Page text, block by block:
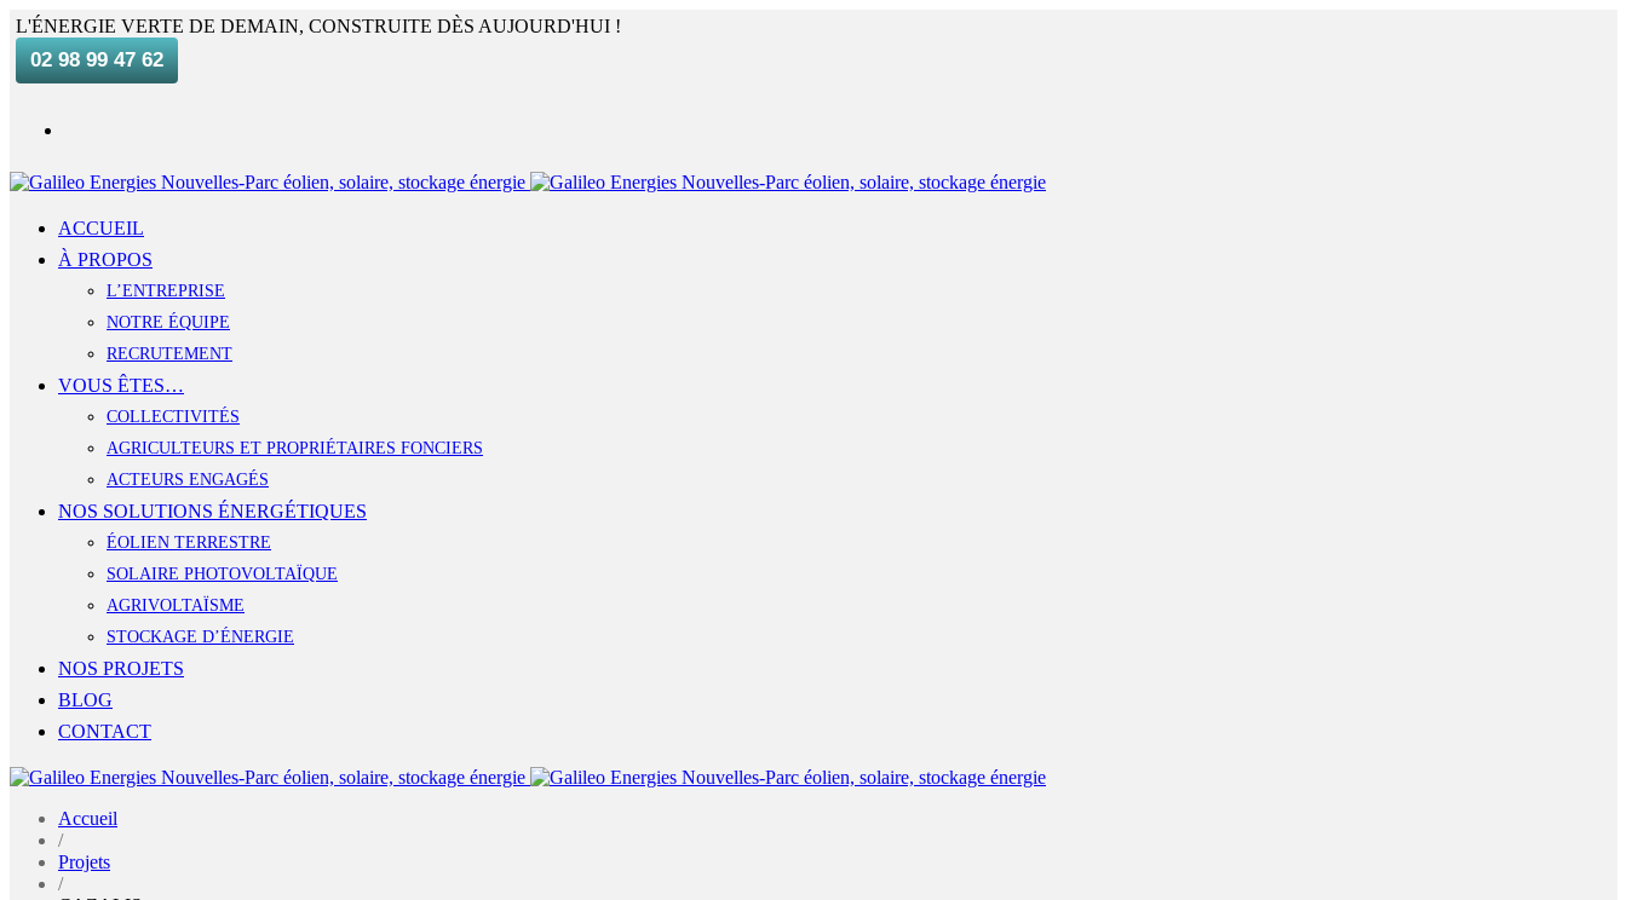
L'ÉNERGIE VERTE DE DEMAIN, CONSTRUITE DÈS AUJOURD'HUI !
02 98 99 47 62
ACCUEIL
À PROPOS
L’ENTREPRISE
NOTRE ÉQUIPE
RECRUTEMENT
VOUS ÊTES…
COLLECTIVITÉS
AGRICULTEURS ET PROPRIÉTAIRES FONCIERS
ACTEURS ENGAGÉS
NOS SOLUTIONS ÉNERGÉTIQUES
ÉOLIEN TERRESTRE
SOLAIRE PHOTOVOLTAÏQUE
AGRIVOLTAÏSME
STOCKAGE D’ÉNERGIE
NOS PROJETS
BLOG
CONTACT
Accueil
/
Projets
/